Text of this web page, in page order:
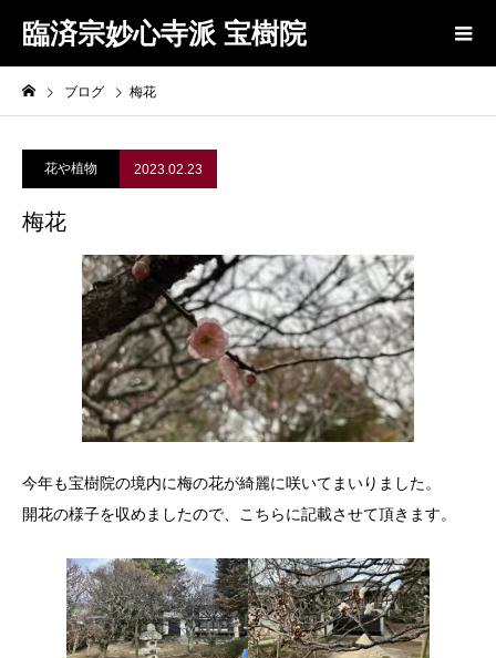
臨済宗妙心寺派 宝樹院
ブログ 梅花
花や植物 2023.02.23
梅花
今年も宝樹院の境内に梅の花が綺麗に咲いてまいりました。
開花の様子を収めましたので、こちらに記載させて頂きます。